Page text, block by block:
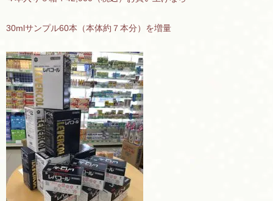
30mlサンプル60本（本体約７本分）を増量